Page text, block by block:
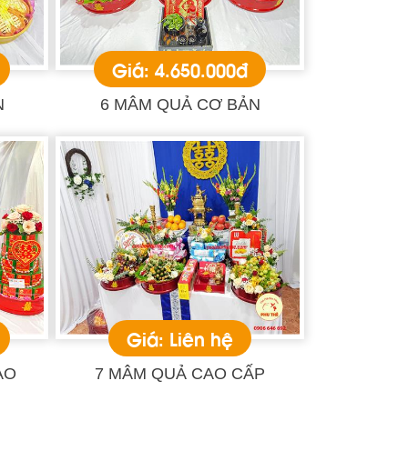
Giá: 4.650.000đ
6 MÂM QUẢ CƠ BẢN
Giá: Liên hệ
7 MÂM QUẢ CAO CẤP